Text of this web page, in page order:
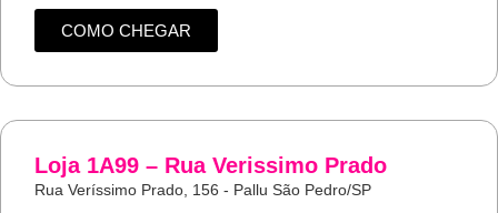
COMO CHEGAR
Loja 1A99 – Rua Verissimo Prado
Rua Veríssimo Prado, 156 - Pallu São Pedro/SP